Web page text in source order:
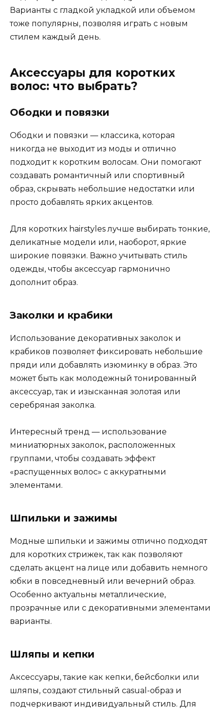
Варианты с гладкой укладкой или объемом
тоже популярны, позволяя играть с новым
стилем каждый день.
Аксессуары для коротких
волос: что выбрать?
Ободки и повязки
Ободки и повязки — классика, которая
никогда не выходит из моды и отлично
подходит к коротким волосам. Они помогают
создавать романтичный или спортивный
образ, скрывать небольшие недостатки или
просто добавлять ярких акцентов.
Для коротких hairstyles лучше выбирать тонкие,
деликатные модели или, наоборот, яркие
широкие повязки. Важно учитывать стиль
одежды, чтобы аксессуар гармонично
дополнит образ.
Заколки и крабики
Использование декоративных заколок и
крабиков позволяет фиксировать небольшие
пряди или добавлять изюминку в образ. Это
может быть как молодежный тонированный
аксессуар, так и изысканная золотая или
серебряная заколка.
Интересный тренд — использование
миниатюрных заколок, расположенных
группами, чтобы создавать эффект
«распущенных волос» с аккуратными
элементами.
Шпильки и зажимы
Модные шпильки и зажимы отлично подходят
для коротких стрижек, так как позволяют
сделать акцент на лице или добавить немного
юбки в повседневный или вечерний образ.
Особенно актуальны металлические,
прозрачные или с декоративными элементами
варианты.
Шляпы и кепки
Аксессуары, такие как кепки, бейсболки или
шляпы, создают стильный casual-образ и
подчеркивают индивидуальный стиль. Для